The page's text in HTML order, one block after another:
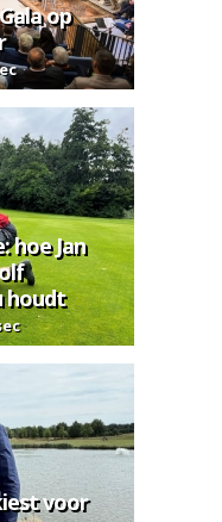
op
hoe Jan
houdt
voor